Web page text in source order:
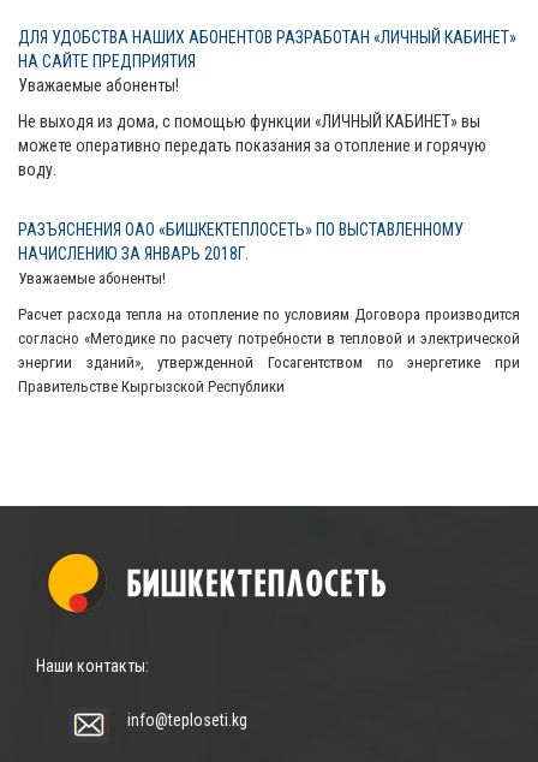
ДЛЯ УДОБСТВА НАШИХ АБОНЕНТОВ РАЗРАБОТАН «ЛИЧНЫЙ КАБИНЕТ»
НА САЙТЕ ПРЕДПРИЯТИЯ
Уважаемые абоненты!
Не выходя из дома, с помощью функции «ЛИЧНЫЙ КАБИНЕТ» вы
можете оперативно передать показания за отопление и горячую
воду.
РАЗЪЯСНЕНИЯ ОАО «БИШКЕКТЕПЛОСЕТЬ» ПО ВЫСТАВЛЕННОМУ
НАЧИСЛЕНИЮ ЗА ЯНВАРЬ 2018Г.
Уважаемые абоненты!
Расчет расхода тепла на отопление по условиям Договора производится
согласно «Методике по расчету потребности в тепловой и электрической
энергии зданий», утвержденной Госагентством по энергетике при
Правительстве Кыргызской Республики
Наши контакты:
info@teploseti.kg